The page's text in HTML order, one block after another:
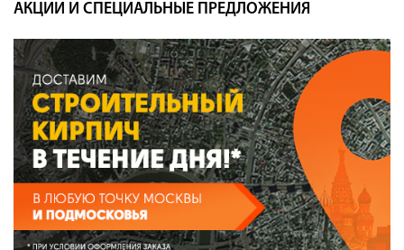
АКЦИИ И СПЕЦИАЛЬНЫЕ ПРЕДЛОЖЕНИЯ